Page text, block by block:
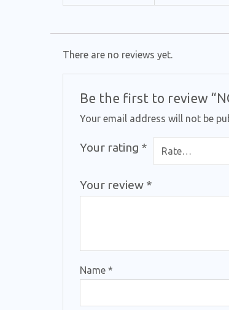
There are no reviews yet.
Be the first to review
Your email address will not be
Your rating *
Your review *
Name *